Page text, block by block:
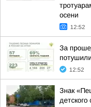
осени
12:52
За
12:52
Знак